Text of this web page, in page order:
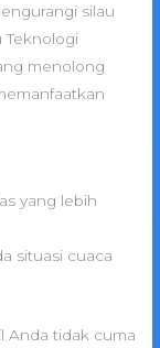
silau
Teknologi
menolong
yang lebih
situasi cuaca
Anda tidak cuma